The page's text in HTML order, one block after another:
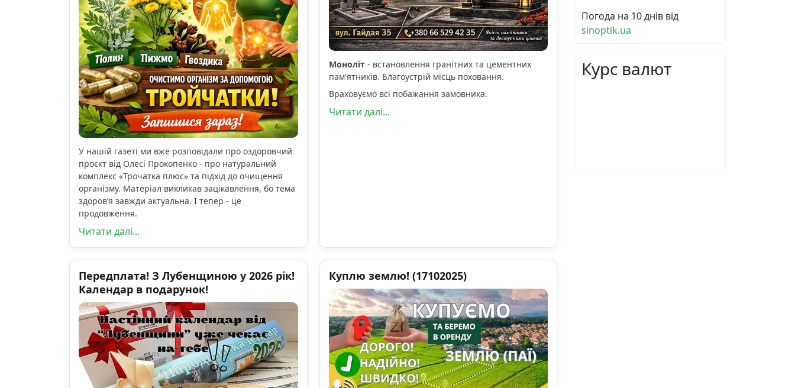
У нашій газеті ми вже розповідали про оздоровчий
проєкт від Олесі Прокопенко - про натуральний
комплекс «Трочатка плюс» та підхід до очищення
організму. Матеріал викликав зацікавлення, бо тема
здоров’я завжди актуальна. І тепер - це
продовження.
Читати далі...
Моноліт- встановлення гранітних та цементних
пам'ятників. Благоустрій місць поховання.
Враховуємо всі побажання замовника.
Читати далі...
Передплата! З Лубенщиною у 2026 рік!
Календар в подарунок!
Куплю землю! (17102025)
Погода на 10 днів від
sinoptik.ua
Курс валют